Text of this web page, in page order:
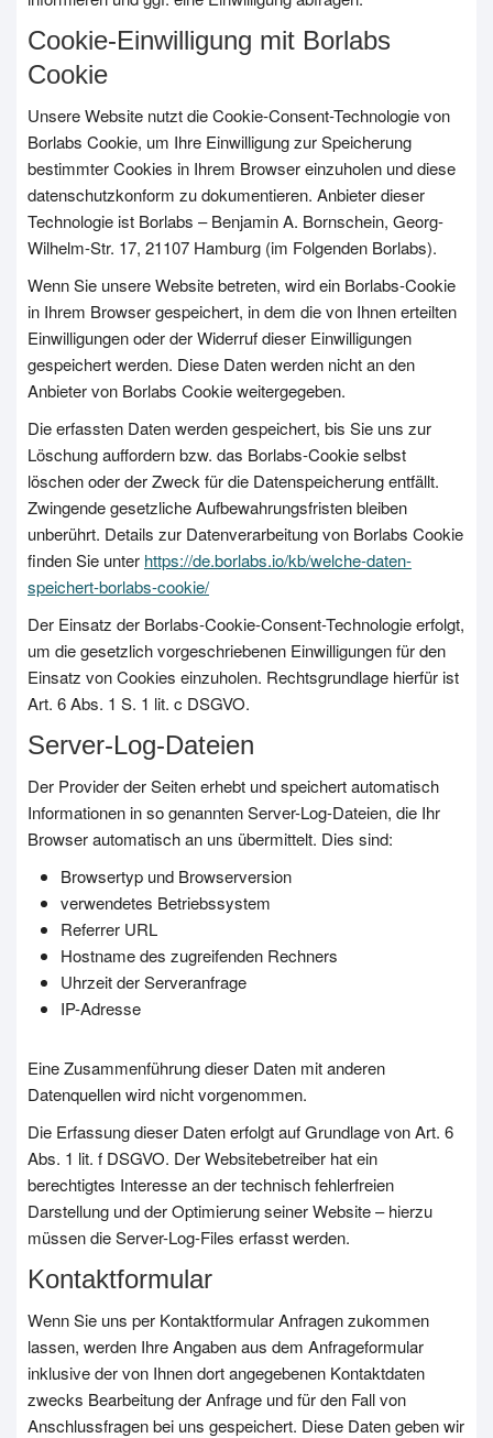
Cookie-Einwilligung mit Borlabs
Cookie
Unsere Website nutzt die Cookie-Consent-Technologie von
Borlabs Cookie, um Ihre Einwilligung zur Speicherung
bestimmter Cookies in Ihrem Browser einzuholen und diese
datenschutzkonform zu dokumentieren. Anbieter dieser
Technologie ist Borlabs – Benjamin A. Bornschein, Georg-
Wilhelm-Str. 17, 21107 Hamburg (im Folgenden Borlabs).
Wenn Sie unsere Website betreten, wird ein Borlabs-Cookie
in Ihrem Browser gespeichert, in dem die von Ihnen erteilten
Einwilligungen oder der Widerruf dieser Einwilligungen
gespeichert werden. Diese Daten werden nicht an den
Anbieter von Borlabs Cookie weitergegeben.
Die erfassten Daten werden gespeichert, bis Sie uns zur
Löschung auffordern bzw. das Borlabs-Cookie selbst
löschen oder der Zweck für die Datenspeicherung entfällt.
Zwingende gesetzliche Aufbewahrungsfristen bleiben
unberührt. Details zur Datenverarbeitung von Borlabs Cookie
finden Sie unter https://de.borlabs.io/kb/welche-daten-
speichert-borlabs-cookie/
Der Einsatz der Borlabs-Cookie-Consent-Technologie erfolgt,
um die gesetzlich vorgeschriebenen Einwilligungen für den
Einsatz von Cookies einzuholen. Rechtsgrundlage hierfür ist
Art. 6 Abs. 1 S. 1 lit. c DSGVO.
Server-Log-Dateien
Der Provider der Seiten erhebt und speichert automatisch
Informationen in so genannten Server-Log-Dateien, die Ihr
Browser automatisch an uns übermittelt. Dies sind:
Browsertyp und Browserversion
verwendetes Betriebssystem
Referrer URL
Hostname des zugreifenden Rechners
Uhrzeit der Serveranfrage
IP-Adresse
Eine Zusammenführung dieser Daten mit anderen
Datenquellen wird nicht vorgenommen.
Die Erfassung dieser Daten erfolgt auf Grundlage von Art. 6
Abs. 1 lit. f DSGVO. Der Websitebetreiber hat ein
berechtigtes Interesse an der technisch fehlerfreien
Darstellung und der Optimierung seiner Website – hierzu
müssen die Server-Log-Files erfasst werden.
Kontaktformular
Wenn Sie uns per Kontaktformular Anfragen zukommen
lassen, werden Ihre Angaben aus dem Anfrageformular
inklusive der von Ihnen dort angegebenen Kontaktdaten
zwecks Bearbeitung der Anfrage und für den Fall von
Anschlussfragen bei uns gespeichert. Diese Daten geben wir